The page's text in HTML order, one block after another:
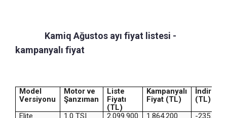
Kamiq Ağustos ayı fiyat listesi -
kampanyalı fiyat
Model
Versiyonu
Motor ve
Şanzıman
Liste
Fiyatı
(TL)
Kampanyalı
Fiyat (TL)
İndirim
(TL)
Elite
1.0 TSI
2.099.900 1.864.200 -235.700